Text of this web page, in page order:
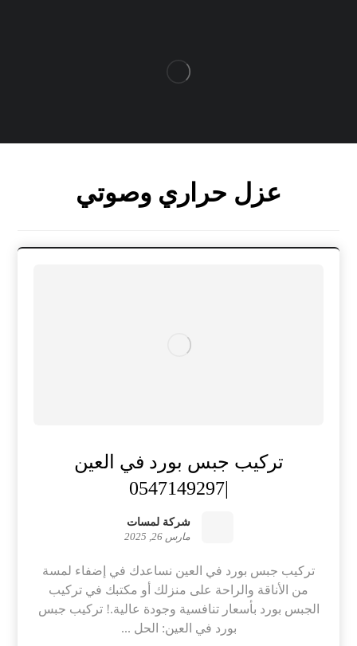
عزل حراري وصوتي
تركيب جبس بورد في العين
|0547149297
شركة لمسات
مارس 26, 2025
تركيب جبس بورد في العين نساعدك في إضفاء لمسة
من الأناقة والراحة على منزلك أو مكتبك في تركيب
الجبس بورد بأسعار تنافسية وجودة عالية.! تركيب جبس
بورد في العين: الحل ...